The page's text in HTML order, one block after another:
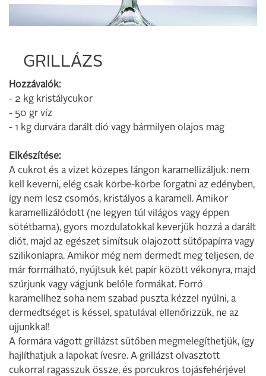
GRILLÁZS
Hozzávalók:
- 2 kg kristálycukor
- 50 gr víz
- 1 kg durvára darált dió vagy bármilyen olajos mag
Elkészítése:
A cukrot és a vizet közepes lángon karamellizáljuk: nem
kell keverni, elég csak körbe-körbe forgatni az edényben,
így nem lesz csomós, kristályos a karamell. Amikor
karamellizálódott (ne legyen túl világos vagy éppen
sötétbarna), gyors mozdulatokkal keverjük hozzá a darált
diót, majd az egészet simítsuk olajozott sütőpapírra vagy
szilikonlapra. Amikor még nem dermedt meg teljesen, de
már formálható, nyújtsuk két papír között vékonyra, majd
szúrjunk vagy vágjunk belőle formákat. Forró
karamellhez soha nem szabad puszta kézzel nyúlni, a
dermedtséget is késsel, spatulával ellenőrizzük, ne az
ujjunkkal!
A formára vágott grillázst sütőben megmelegíthetjük, így
hajlíthatjuk a lapokat ívesre. A grillázst olvasztott
cukorral ragasszuk össze, és porcukros tojásfehérjével